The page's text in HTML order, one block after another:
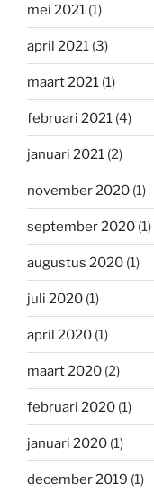
mei 2021 (1)
april 2021 (3)
maart 2021 (1)
februari 2021 (4)
januari 2021 (2)
november 2020 (1)
september 2020 (1)
augustus 2020 (1)
juli 2020 (1)
april 2020 (1)
maart 2020 (2)
februari 2020 (1)
januari 2020 (1)
december 2019 (1)